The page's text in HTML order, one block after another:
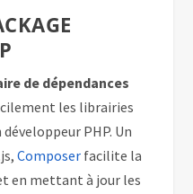
de dépendances
les librairies
PHP. Un
Composer facilite la
en mettant à jour les